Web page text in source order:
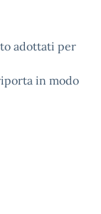
adottati per
in modo